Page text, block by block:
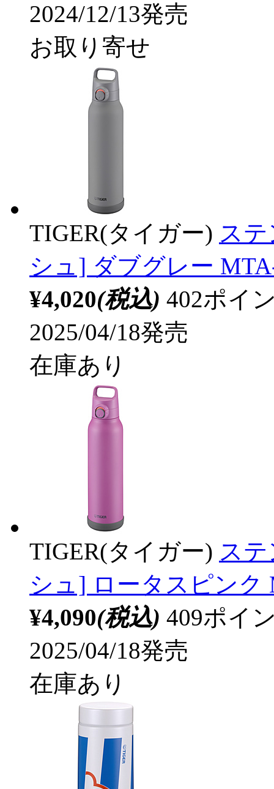
2024/12/13発売
お取り寄せ
TIGER(タイガー) ス
シュ] ダブグレー
¥4,020(税込) 402ポイ
2025/04/18発売
在庫あり
TIGER(タイガー) ス
シュ] ロータスピンク
¥4,090(税込) 409ポイ
2025/04/18発売
在庫あり